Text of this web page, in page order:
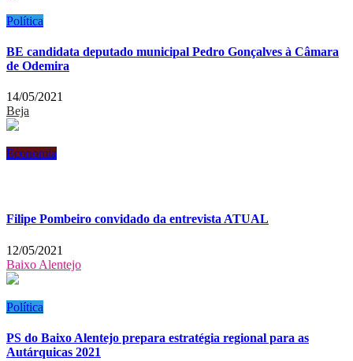
Política
BE candidata deputado municipal Pedro Gonçalves à Câmara
de Odemira
14/05/2021
Beja
Economia
Filipe Pombeiro convidado da entrevista ATUAL
12/05/2021
Baixo Alentejo
Política
PS do Baixo Alentejo prepara estratégia regional para as
Autárquicas 2021